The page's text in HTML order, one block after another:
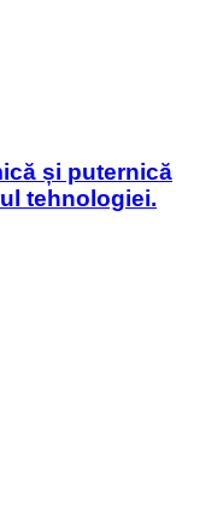
și puternică
tehnologiei.